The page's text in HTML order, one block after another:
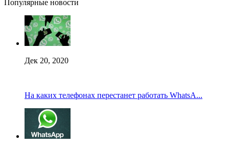
Популярные новости
Дек 20, 2020
На каких телефонах перестанет работать WhatsA...